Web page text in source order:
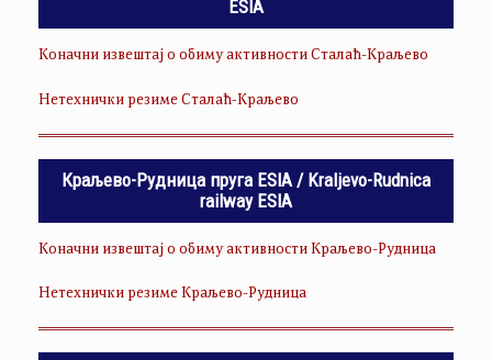
ESIA
Коначни извештај о обиму активности Сталаћ-Краљево
Нетехнички резиме Сталаћ-Краљево
Краљево-Рудница пруга ESIA / Kraljevo-Rudnica
railway ESIA
Коначни извештај о обиму активности Краљево-Рудница
Нетехнички резиме Краљево-Рудница